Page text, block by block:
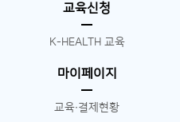
교육신청
K-HEALTH 교육
마이페이지
교육∙결제현황